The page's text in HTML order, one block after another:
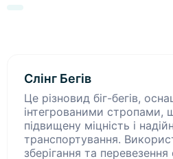
Слінг Бегів
Це різновид біг-бегів,
інтегрованими стропами,
підвищену міцність і
транспортування.
зберігання та